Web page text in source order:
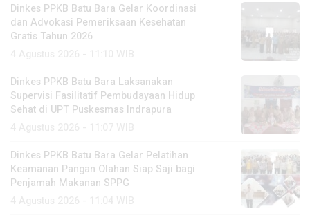
Dinkes PPKB Batu Bara Gelar Koordinasi
dan Advokasi Pemeriksaan Kesehatan
Gratis Tahun 2026
Dinkes PPKB Batu Bara Laksanakan
Supervisi Fasilitatif Pembudayaan Hidup
Sehat di UPT Puskesmas Indrapura
Dinkes PPKB Batu Bara Gelar Pelatihan
Keamanan Pangan Olahan Siap Saji bagi
Penjamah Makanan SPPG